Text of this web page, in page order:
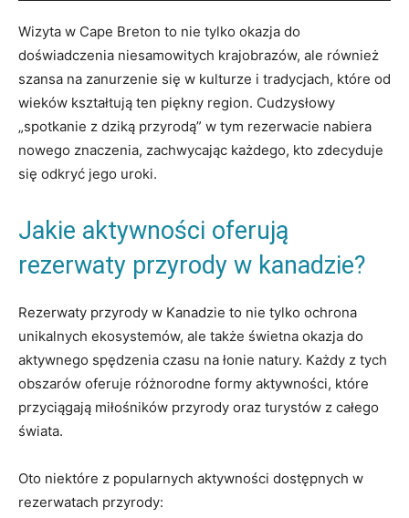
Wizyta w Cape Breton to nie tylko okazja do
doświadczenia niesamowitych krajobrazów, ale również
szansa na zanurzenie się w kulturze i tradycjach, które od
wieków kształtują ten piękny region. Cudzysłowy
„spotkanie z dziką przyrodą” w tym rezerwacie nabiera
nowego znaczenia, zachwycając każdego, kto zdecyduje
się odkryć jego uroki.
Jakie aktywności oferują
rezerwaty przyrody w kanadzie?
Rezerwaty przyrody w Kanadzie to nie tylko ochrona
unikalnych ekosystemów, ale także świetna okazja do
aktywnego spędzenia czasu na łonie natury. Każdy z tych
obszarów oferuje różnorodne formy aktywności, które
przyciągają miłośników przyrody oraz turystów z całego
świata.
Oto niektóre z popularnych aktywności dostępnych w
rezerwatach przyrody: